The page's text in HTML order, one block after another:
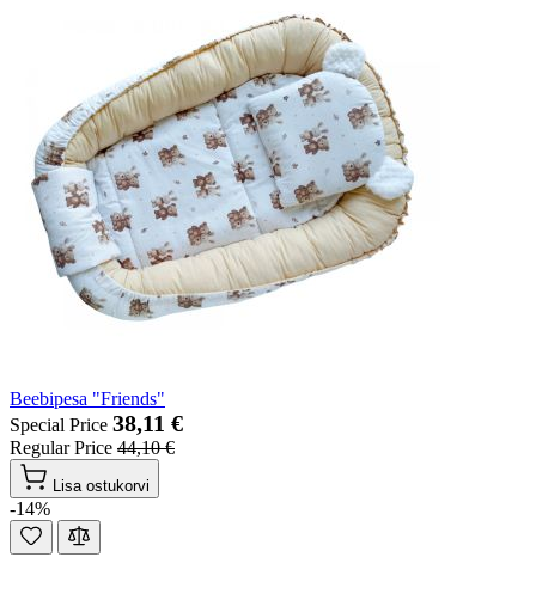
Beebipesa "Friends"
Special Price 38,11 €
Regular Price 44,10 €
Lisa ostukorvi
-14%